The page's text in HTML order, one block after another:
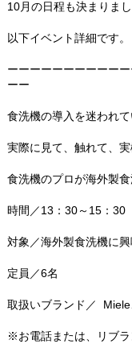
10月の日程も決まりま
以下イベント詳細です。
ーーーーーーーーーー
ーー
食洗機の導入を迷われて
実際に見て、触れて、実
食洗機のプロが海外製
時間／13：30～15：30
対象／海外製食洗機に
定員／6名
取扱いブランド／
※お電話または、リブラ